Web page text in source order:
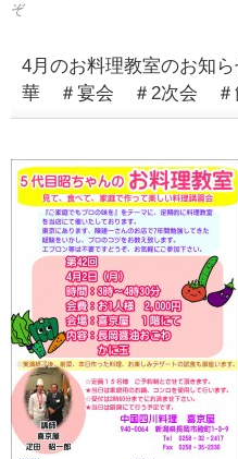
ぞ
4月のお料理教室の
華 ＃宴会 ＃2次会 ＃